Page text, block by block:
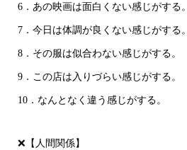
6．あの映画は面白くない感じがする。
7．今日は体調が良くない感じがする。
8．その服は似合わない感じがする。
9．この店は入りづらい感じがする。
10．なんとなく違う感じがする。
❌【人間関係】